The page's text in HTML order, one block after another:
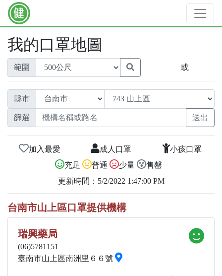
我的口罩地圖
範圍 或
縣市
篩選
加入最愛 成人口罩
小孩口罩
充足
普通 少量
售罄
更新時間：5/2/2022 1:47:00 PM
台南市山上區口罩提供機構
瑞興藥局
(06)5781151
臺南市山上區南洲里６６號